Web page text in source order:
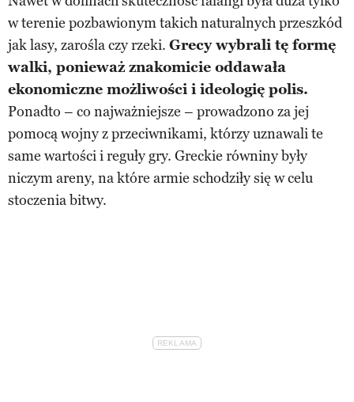
w terenie pozbawionym takich naturalnych przeszkód
jak lasy, zarośla czy rzeki. Grecy wybrali tę formę
walki, ponieważ znakomicie oddawała
ekonomiczne możliwości i ideologię polis.
Ponadto – co najważniejsze – prowadzono za jej
pomocą wojny z przeciwnikami, którzy uznawali te
same wartości i reguły gry. Greckie równiny były
niczym areny, na które armie schodziły się w celu
stoczenia bitwy.